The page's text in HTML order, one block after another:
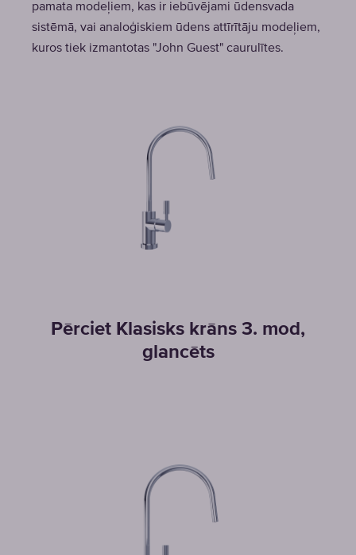
pamata modeļiem, kas ir iebūvējami ūdensvada
sistēmā, vai analoģiskiem ūdens attīrītāju modeļiem,
kuros tiek izmantotas "John Guest" caurulītes.
Pērciet Klasisks krāns 3. mod,
glancēts